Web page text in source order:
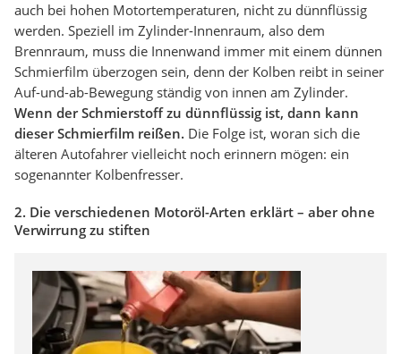
auch bei hohen Motortemperaturen, nicht zu dünnflüssig
werden. Speziell im Zylinder-Innenraum, also dem
Brennraum, muss die Innenwand immer mit einem dünnen
Schmierfilm überzogen sein, denn der Kolben reibt in seiner
Auf-und-ab-Bewegung ständig von innen am Zylinder.
Wenn der Schmierstoff zu dünnflüssig ist, dann kann
dieser Schmierfilm reißen. Die Folge ist, woran sich die
älteren Autofahrer vielleicht noch erinnern mögen: ein
sogenannter Kolbenfresser.
2. Die verschiedenen Motoröl-Arten erklärt – aber ohne
Verwirrung zu stiften